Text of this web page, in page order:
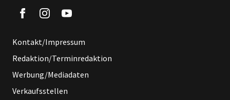
Kontakt/Impressum
Redaktion/Terminredaktion
Werbung/Mediadaten
Verkaufsstellen